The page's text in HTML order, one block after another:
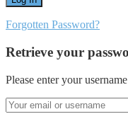
Forgotten Password?
Retrieve your
Please enter your